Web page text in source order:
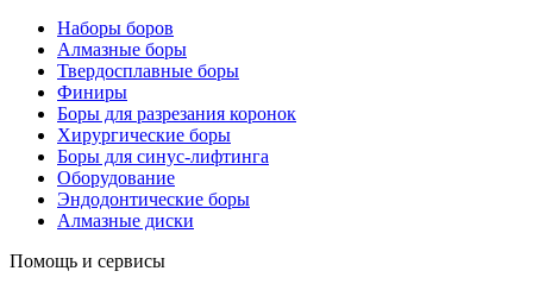
Наборы боров
Алмазные боры
Твердосплавные боры
Финиры
Боры для разрезания коронок
Хирургические боры
Боры для синус-лифтинга
Оборудование
Эндодонтические боры
Алмазные диски
Помощь и сервисы